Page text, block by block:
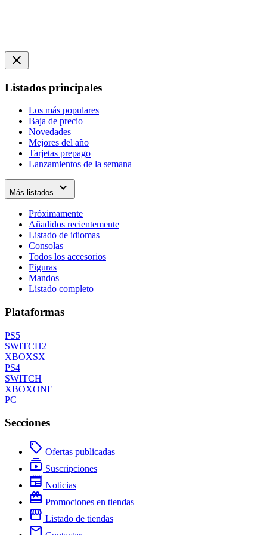
close
Listados principales
Los más populares
Baja de precio
Novedades
Mejores del año
Tarjetas prepago
Lanzamientos de la semana
Más listados expand_more
Próximamente
Añadidos recientemente
Listado de idiomas
Consolas
Todos los accesorios
Figuras
Mandos
Listado completo
Plataformas
PS5
SWITCH2
XBOXSX
PS4
SWITCH
XBOXONE
PC
Secciones
local_offer Ofertas publicadas
subscriptions Suscripciones
newspaper Noticias
redeem Promociones en tiendas
storefront Listado de tiendas
mail